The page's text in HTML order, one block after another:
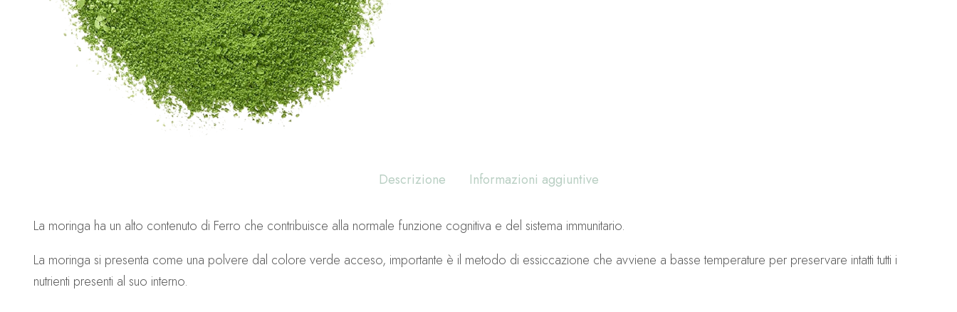
Descrizione Informazioni aggiuntive
La moringa ha un alto contenuto di Ferro che contribuisce alla normale funzione cognitiva e del sistema immunitario.
La moringa si presenta come una polvere dal colore verde acceso, importante è il metodo di essiccazione che avviene a basse temperature per preservare intatti tutti i
nutrienti presenti al suo interno.